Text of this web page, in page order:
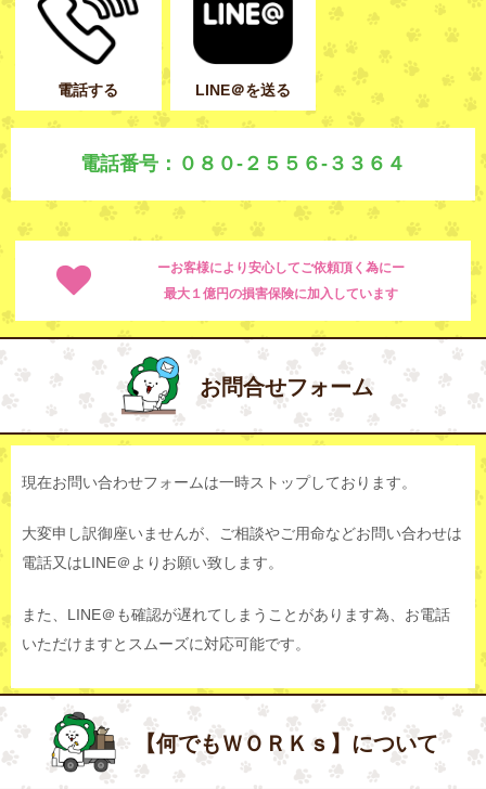
電話する LINE＠を送る
電話番号：０８０-２５５６-３３６４
ーお客様により安心してご依頼頂く為にー
最大１億円の損害保険に加入しています
お問合せフォーム
現在お問い合わせフォームは一時ストップしております。
大変申し訳御座いませんが、ご相談やご用命などお問い合わせは
電話又はLINE＠よりお願い致します。
また、LINE＠も確認が遅れてしまうことがあります為、お電話
いただけますとスムーズに対応可能です。
【何でもＷＯＲＫｓ】について